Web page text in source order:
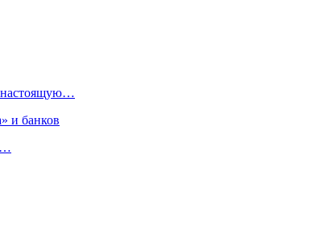
настоящую…
и банков